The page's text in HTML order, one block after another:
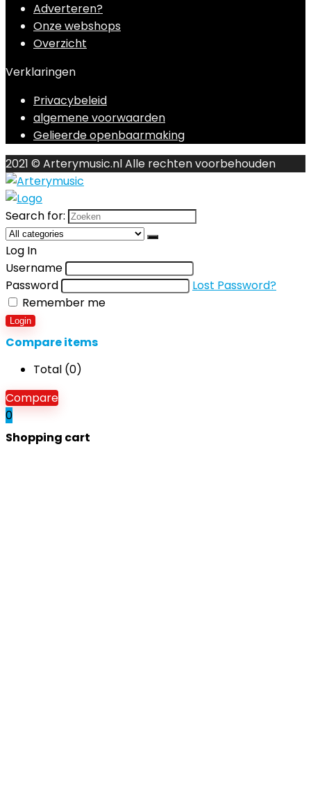
Adverteren?
Onze webshops
Overzicht
Verklaringen
Privacybeleid
algemene voorwaarden
Gelieerde openbaarmaking
2021 © Arterymusic.nl Alle rechten voorbehouden
Search for:
Log In
Username
Password
Lost Password?
Remember me
Login
Compare items
Total (0)
Compare
0
Shopping cart